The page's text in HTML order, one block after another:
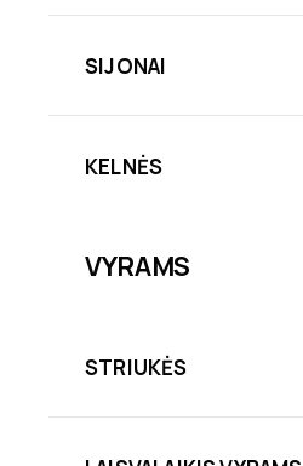
SIJONAI
KELNĖS
VYRAMS
STRIUKĖS